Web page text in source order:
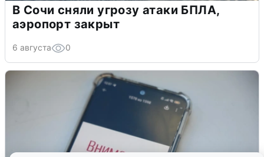
В Сочи сняли угрозу атаки БПЛА,
аэропорт закрыт
6 августа 0